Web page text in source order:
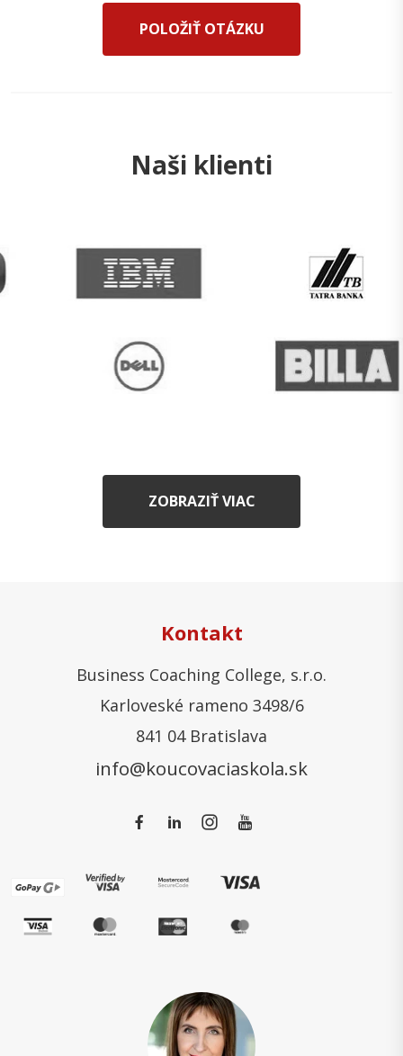
POLOŽIŤ OTÁZKU
Naši klienti
ZOBRAZIŤ VIAC
Kontakt
Business Coaching College, s.r.o.
Karloveské rameno 3498/6
841 04 Bratislava
info@koucovaciaskola.sk